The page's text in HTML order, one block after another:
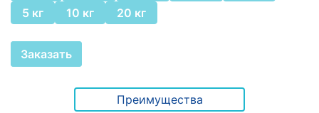
5 кг
10 кг 20 кг
Заказать
Преимущества